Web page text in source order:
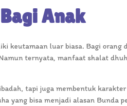
Anak
keutamaan luar biasa. Bagi orang
ternyata, manfaat shalat
tapi juga membentuk
yang bisa menjadi alasan Bunda